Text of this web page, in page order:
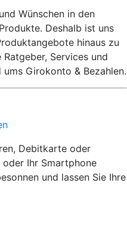
Wünschen in den
Deshalb ist uns
hinaus zu
Services und
Girokonto & Bezahlen.
Debitkarte oder
Ihr Smartphone
und lassen Sie Ihre